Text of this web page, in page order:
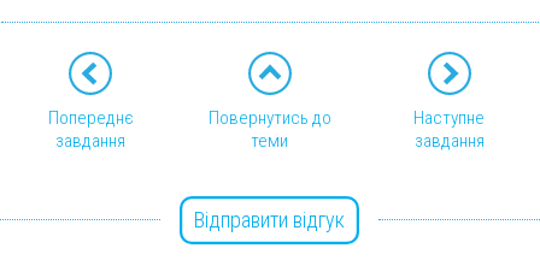
Попереднє
завдання
Повернутись до
теми
Наступне
завдання
Відправити відгук